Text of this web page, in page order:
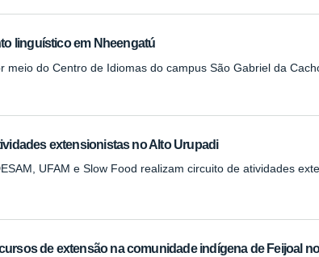
linguístico em Nheengatú
meio do Centro de Idiomas do campus São Gabriel da
extensionistas no Alto Urupadi
UFAM e Slow Food realizam circuito de atividades
cursos de extensão na comunidade indígena de Feijoal